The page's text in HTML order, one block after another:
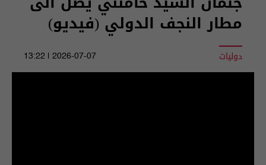
مطار النجف الدولي (فيديو)
دوليات 2026-07-07 | 13:22